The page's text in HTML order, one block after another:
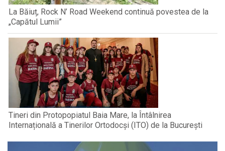
La Băiuț, Rock N’ Road Weekend continuă povestea de la
„Capătul Lumii”
Tineri din Protopopiatul Baia Mare, la Întâlnirea
Internațională a Tinerilor Ortodocși (ITO) de la București